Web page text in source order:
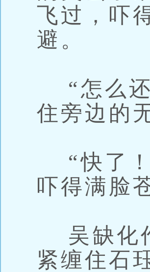
飞过，吓
避。
“怎么还
住旁边的
“快了！
吓得满脸
吴缺化
紧缠住石